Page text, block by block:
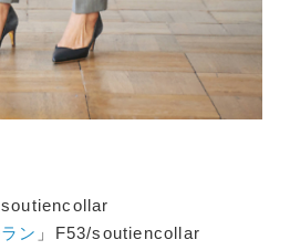
soutiencollar
ン 」F53/soutiencollar